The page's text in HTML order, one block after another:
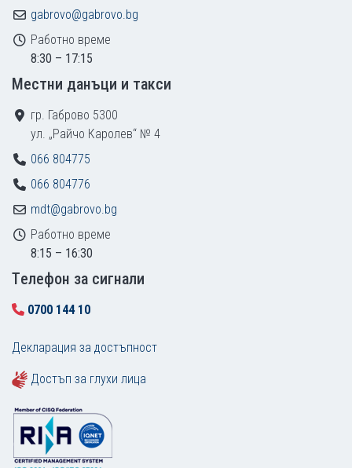
gabrovo@gabrovo.bg
Работно време
8:30 – 17:15
Местни данъци и такси
гр. Габрово 5300
ул. „Райчо Каролев“ № 4
066 804775
066 804776
mdt@gabrovo.bg
Работно време
8:15 – 16:30
Tелефон за сигнали
0700 144 10
Декларация за достъпност
Достъп за глухи лица